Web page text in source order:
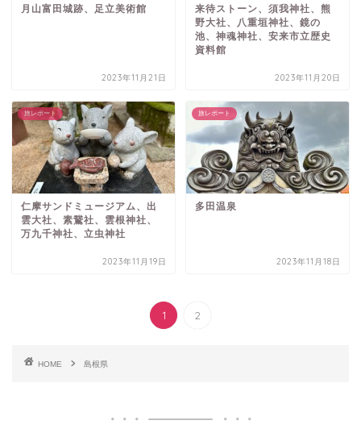
月山富田城跡、足立美術館
2023年11月21日
来待ストーン、須我神社、熊
野大社、八重垣神社、鏡の
池、神魂神社、安来市立歴史
資料館
2023年11月20日
旅レポート
仁摩サンドミュージアム、出
雲大社、素鵞社、雲根神社、
万九千神社、立虫神社
2023年11月19日
旅レポート
多田温泉
2023年11月18日
1 2
HOME 島根県